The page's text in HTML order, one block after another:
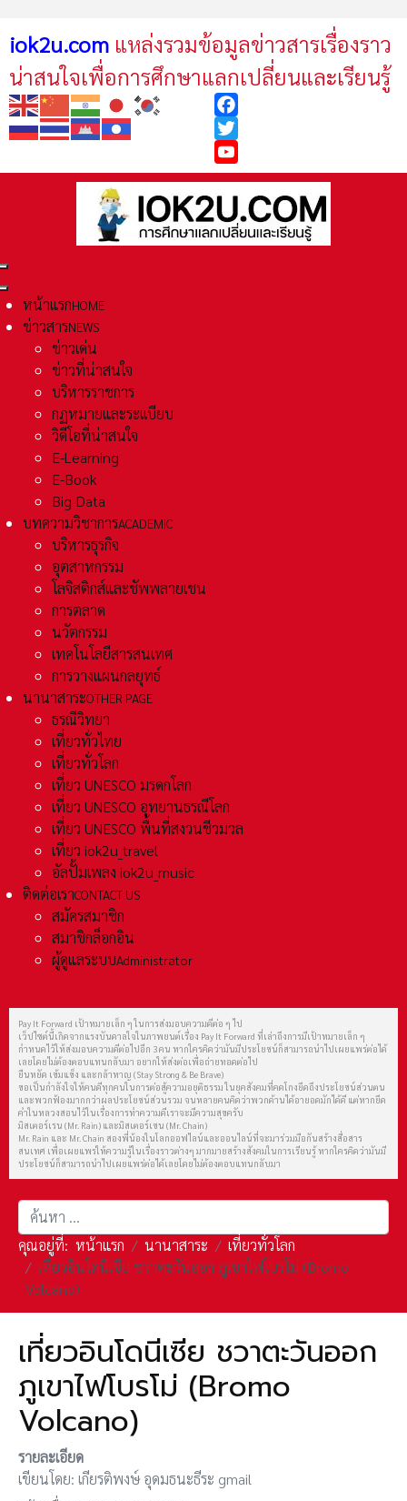
iok2u.com แหล่งรวมข้อมูลข่าวสารเรื่องราว
น่าสนใจเพื่อการศึกษาแลกเปลี่ยนและเรียนรู้
Facebook
Twitter
YouTube
หน้าแรกHOME
ข่าวสารNEWS
ข่าวเด่น
ข่าวที่น่าสนใจ
บริหารราชการ
กฏหมายและระเเบียบ
วิดีโอที่น่าสนใจ
E-Learning
E-Book
Big Data
บทความวิชาการACADEMIC
บริหารธุรกิจ
อุตสาหกรรม
โลจิสติกส์และชัพพลายเชน
การตลาด
นวัตกรรม
เทคโนโลยีสารสนเทศ
การวางแผนกลยุทธ์
นานาสาระOTHER PAGE
ธรณีวิทยา
เที่ยวทั่วไทย
เที่ยวทั่วโลก
เที่ยว UNESCO มรดกโลก
เที่ยว UNESCO อุทยานธรณีโลก
เที่ยว UNESCO พื้นที่สงวนชีวมวล
เที่ยว iok2u_travel
อัลปั้มเพลง iok2u_music
ติดต่อเราCONTACT US
สมัครสมาชิก
สมาชิกล็อกอิน
ผู้ดูแลระบบAdministrator
Pay It Forward เป้าหมายเล็ก ๆ ในการส่งมอบความดีต่อ ๆ ไป
เว็ปไซต์นี้เกิดจากแรงบันดาลใจในภาพยนต์เรื่อง Pay It Forward ที่เล่าถึงการมีเป้าหมายเล็ก ๆ
กำหนดไว้ให้ส่งมอบความดีต่อไปอีก 3 คน หากใครคิดว่ามันมีประโยชน์ก็สามารถนำไปเผยแพร่ต่อได้
เลยโดยไม่ต้องตอบแทนกลับมา อยากให้ส่งต่อเพื่อถ่ายทอดต่อไป
ยืนหยัด เข้มแข็ง และกล้าหาญ (Stay Strong & Be Brave)
ขอเป็นกำลังใจให้คนดีทุกคนในการต่อสู้ความอยุติธรรม ในยุคสังคมที่คดโกงยึดถึงประโยชน์ส่วนตน
และพวกฟ้องมากกว่าผลประโยชน์ส่วนรวม จนหลายคนคิดว่าพวกด้านได้อายอดมักได้ดี แต่หากยึด
คำในหลวงสอนไว้ในเรื่องการทำความดีเราจะมีความสุขครับ
มิสเตอร์เรน (Mr. Rain) และมิสเตอร์เชน (Mr. Chain)
Mr. Rain และ Mr. Chain สองพี่น้องในโลกออฟไลน์และออนไลน์ที่จะมาร่วมมือกันสร้างสื่อสาร
สนเทศ เพื่อเผยแพร่ให้ความรู้ในเรื่องราวต่างๆ มากมายสร้างสังคมในการเรียนรู้ หากใครคิดว่ามันมี
ประโยชน์ก็สามารถนำไปเผยแพร่ต่อได้เลยโดยไม่ต้องตอบแทนกลับมา
การค้นหา
คุณอยู่ที่: หน้าแรก นานาสาระ
เที่ยวทั่วโลก
เที่ยวอินโดนีเซีย ชวาตะวันออก ภูเขาไฟโบรโม่ (Bromo
Volcano)
เที่ยวอินโดนีเซีย ชวาตะวันออก
ภูเขาไฟโบรโม่ (Bromo
Volcano)
รายละเอียด
เขียนโดย: เกียรติพงษ์ อุดมธนะธีระ gmail